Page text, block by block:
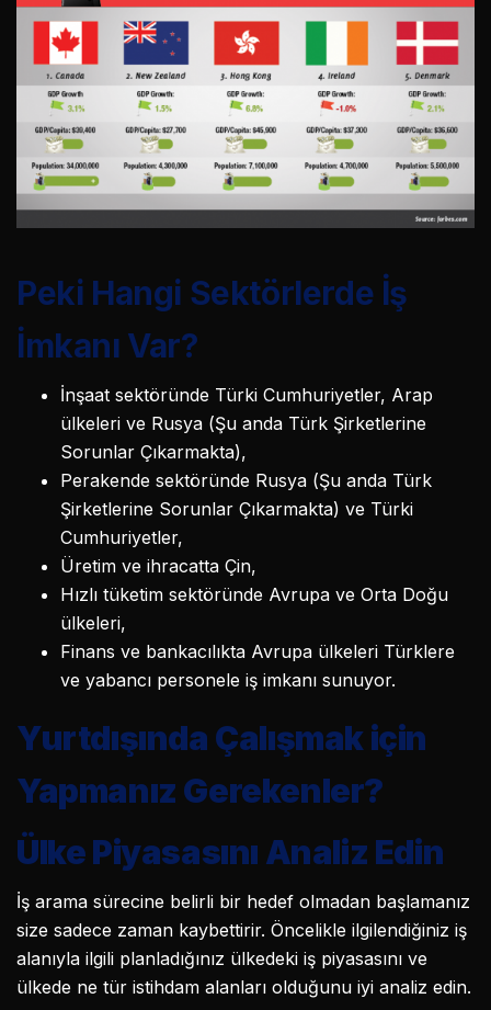
Peki Hangi Sektörlerde İş
İmkanı Var?
İnşaat sektöründe Türki Cumhuriyetler, Arap
ülkeleri ve Rusya (Şu anda Türk Şirketlerine
Sorunlar Çıkarmakta),
Perakende sektöründe Rusya (Şu anda Türk
Şirketlerine Sorunlar Çıkarmakta) ve Türki
Cumhuriyetler,
Üretim ve ihracatta Çin,
Hızlı tüketim sektöründe Avrupa ve Orta Doğu
ülkeleri,
Finans ve bankacılıkta Avrupa ülkeleri Türklere
ve yabancı personele iş imkanı sunuyor.
Yurtdışında Çalışmak için
Yapmanız Gerekenler?
Ülke Piyasasını Analiz Edin
İş arama sürecine belirli bir hedef olmadan başlamanız
size sadece zaman kaybettirir. Öncelikle ilgilendiğiniz iş
alanıyla ilgili planladığınız ülkedeki iş piyasasını ve
ülkede ne tür istihdam alanları olduğunu iyi analiz edin.